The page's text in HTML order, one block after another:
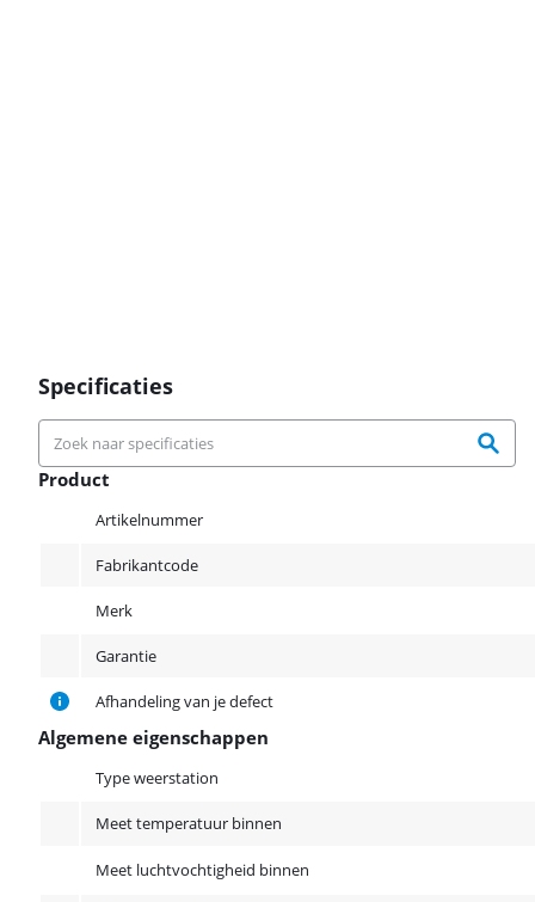
Specificaties
Product
Artikelnummer
Fabrikantcode
Merk
Garantie
Afhandeling van je defect
Algemene eigenschappen
Type weerstation
Meet temperatuur binnen
Meet luchtvochtigheid binnen